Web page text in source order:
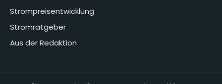
Strompreisentwicklung
Stromratgeber
Aus der Redaktion